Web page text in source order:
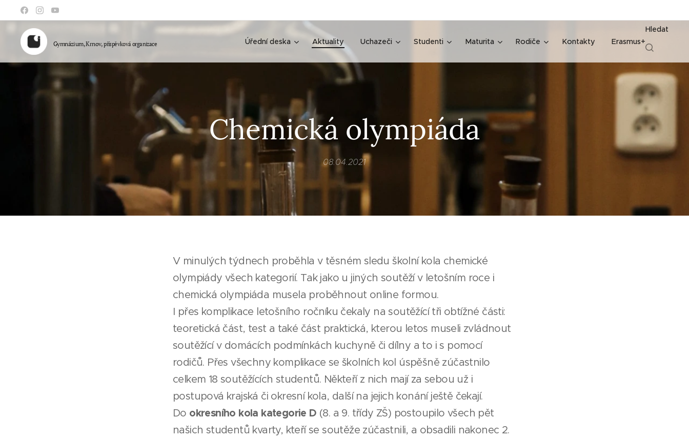
Gymnázium, Krnov,příspěvková organizace Úřední deska Aktuality Uchazeči Studenti Maturita Rodiče Kontakty Erasmus+
Hledat
Chemická olympiáda
08.04.2021
V minulých týdnech proběhla v těsném sledu školní kola chemické
olympiády všech kategorií. Tak jako u jiných soutěží v letošním roce i
chemická olympiáda musela proběhnout online formou.
I přes komplikace letošního ročníku čekaly na soutěžící tři obtížné části:
teoretická část, test a také část praktická, kterou letos museli zvládnout
soutěžící v domácích podmínkách kuchyně či dílny a to i s pomocí
rodičů. Přes všechny komplikace se školních kol úspěšně zúčastnilo
celkem 18 soutěžících studentů. Někteří z nich mají za sebou už i
postupová krajská či okresní kola, další na jejich konání ještě čekají.
Do okresního kola kategorie D (8. a 9. třídy ZŠ) postoupilo všech pět
našich studentů kvarty, kteří se soutěže zúčastnili, a obsadili nakonec 2.